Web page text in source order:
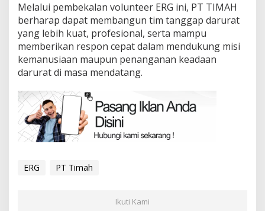
Melalui pembekalan volunteer ERG ini, PT TIMAH
berharap dapat membangun tim tanggap darurat
yang lebih kuat, profesional, serta mampu
memberikan respon cepat dalam mendukung misi
kemanusiaan maupun penanganan keadaan
darurat di masa mendatang.
ERG PT Timah
Ikuti Kami